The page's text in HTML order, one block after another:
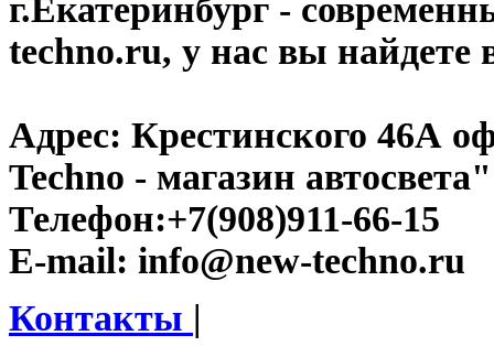
г.Екатеринбург -
techno.ru, у нас вы найдете
Адрес: Крестинского 46А
Techno - магазин автосвета"
Телефон:+7(908)911-66-15
E-mail: info@new-techno.ru
Контакты |